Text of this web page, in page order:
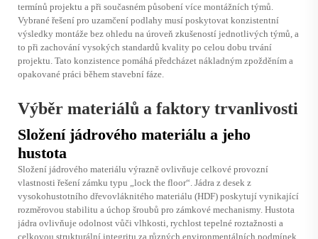
termínů projektu a při současném působení více montážních týmů.
Vybrané řešení pro uzamčení podlahy musí poskytovat konzistentní
výsledky montáže bez ohledu na úroveň zkušeností jednotlivých týmů, a
to při zachování vysokých standardů kvality po celou dobu trvání
projektu. Tato konzistence pomáhá předcházet nákladným zpožděním a
opakované práci během stavební fáze.
Výběr materiálů a faktory trvanlivosti
Složení jádrového materiálu a jeho
hustota
Složení jádrového materiálu výrazně ovlivňuje celkové provozní
vlastnosti řešení zámku typu „lock the floor“. Jádra z desek z
vysokohustotního dřevovláknitého materiálu (HDF) poskytují vynikající
rozměrovou stabilitu a úchop šroubů pro zámkové mechanismy. Hustota
jádra ovlivňuje odolnost vůči vlhkosti, rychlost tepelné roztažnosti a
celkovou strukturální integritu za různých environmentálních podmínek.